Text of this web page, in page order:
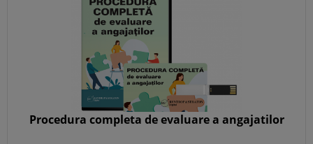
Procedura completa de evaluare a angajatilor